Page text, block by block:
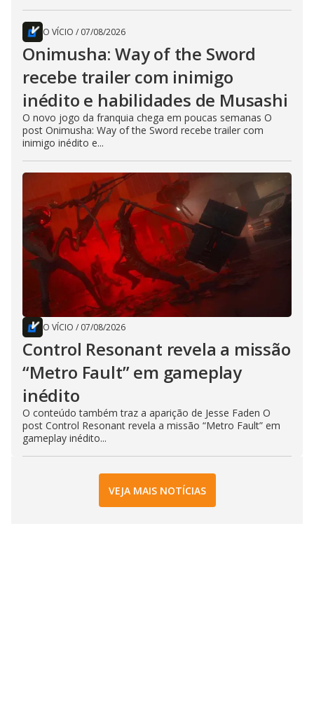
O VÍCIO / 07/08/2026
Onimusha: Way of the Sword
recebe trailer com inimigo
inédito e habilidades de Musashi
O novo jogo da franquia chega em poucas semanas O
post Onimusha: Way of the Sword recebe trailer com
inimigo inédito e...
O VÍCIO / 07/08/2026
Control Resonant revela a missão
“Metro Fault” em gameplay
inédito
O conteúdo também traz a aparição de Jesse Faden O
post Control Resonant revela a missão “Metro Fault” em
gameplay inédito...
VEJA MAIS NOTÍCIAS